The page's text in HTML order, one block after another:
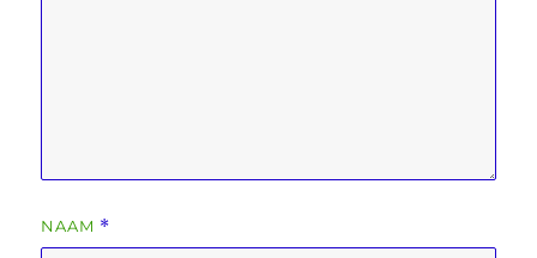
NAAM *